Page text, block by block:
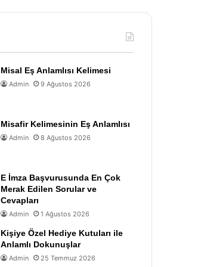
Misal Eş Anlamlısı Kelimesi
Admin 9 Ağustos 2026
Misafir Kelimesinin Eş Anlamlısı
Admin 8 Ağustos 2026
E İmza Başvurusunda En Çok
Merak Edilen Sorular ve
Cevapları
Admin 1 Ağustos 2026
Kişiye Özel Hediye Kutuları ile
Anlamlı Dokunuşlar
Admin 25 Temmuz 2026